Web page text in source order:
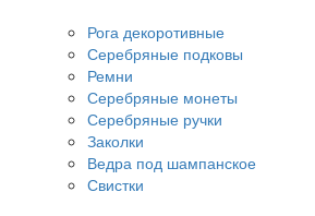
Рога декоротивные
Серебряные подковы
Ремни
Серебряные монеты
Серебряные ручки
Заколки
Ведра под шампанское
Свистки